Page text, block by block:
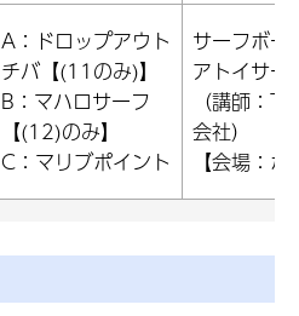
A：ドロップアウト
チバ【(11のみ)】
B：マハロサーフ
【(12)のみ】
C：マリブポイント
サーフボー
アトイサー
（講師：
会社）
【会場：